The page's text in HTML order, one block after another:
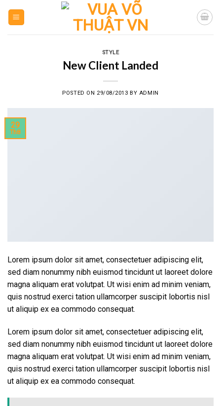
STYLE
New Client Landed
POSTED ON 29/08/2013 BY ADMIN
29
Th8
Lorem ipsum dolor sit amet, consectetuer adipiscing elit,
sed diam nonummy nibh euismod tincidunt ut laoreet dolore
magna aliquam erat volutpat. Ut wisi enim ad minim veniam,
quis nostrud exerci tation ullamcorper suscipit lobortis nisl
ut aliquip ex ea commodo consequat.
Lorem ipsum dolor sit amet, consectetuer adipiscing elit,
sed diam nonummy nibh euismod tincidunt ut laoreet dolore
magna aliquam erat volutpat. Ut wisi enim ad minim veniam,
quis nostrud exerci tation ullamcorper suscipit lobortis nisl
ut aliquip ex ea commodo consequat.